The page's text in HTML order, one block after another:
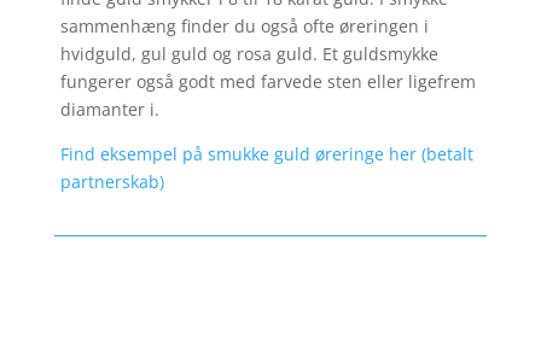
sammenhæng finder du også ofte øreringen i
hvidguld, gul guld og rosa guld. Et guldsmykke
fungerer også godt med farvede sten eller ligefrem
diamanter i.
Find eksempel på smukke guld øreringe her (betalt
partnerskab)